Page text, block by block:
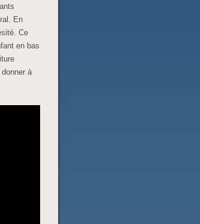
En
Ce
en bas
à